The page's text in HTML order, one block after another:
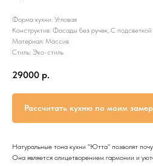
Форма кухни: Угловая
Конструктив: Фасады без ручек, С
Материал: Массив
Стиль: Эко-стиль
29000 р.
Рассчитать кухню по моим
Натуральные тона кухни "Ютта" позволят
Она является олицетворением гармонии и